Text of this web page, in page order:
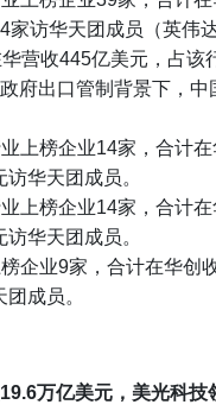
家访华天团成员（英伟
营收445亿美元，占该
府出口管制背景下，中
上榜企业14家，合计
华天团成员。
上榜企业14家，合计
华天团成员。
企业9家，合计在华创
成员。
万亿美元，美光科技